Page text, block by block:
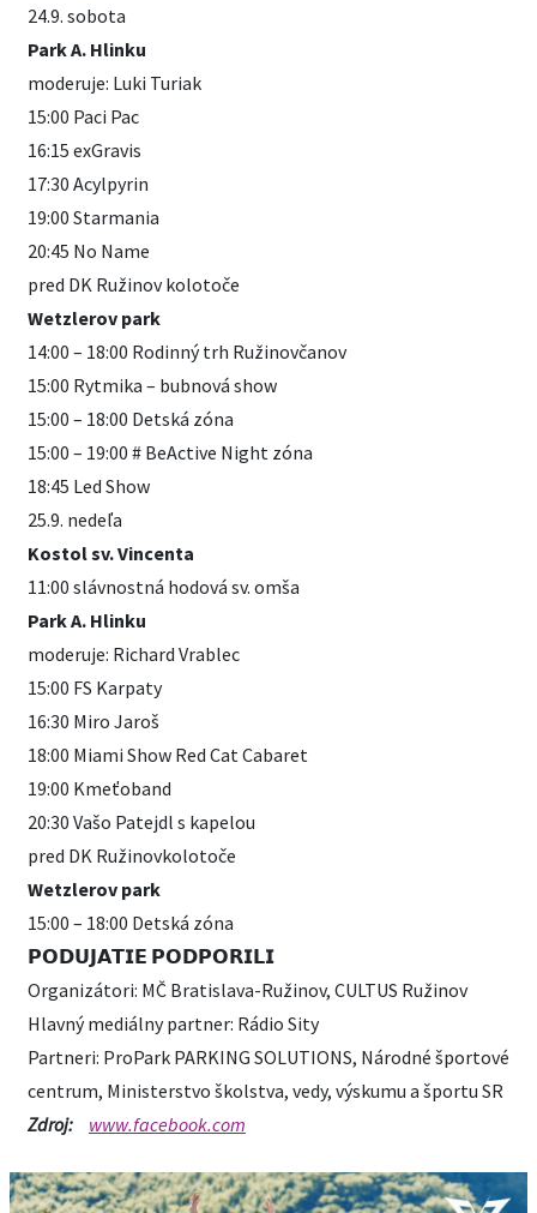
24.9. sobota
Park A. Hlinku
moderuje: Luki Turiak
15:00 Paci Pac
16:15 exGravis
17:30 Acylpyrin
19:00 Starmania
20:45 No Name
pred DK Ružinov kolotoče
Wetzlerov park
14:00 – 18:00 Rodinný trh Ružinovčanov
15:00 Rytmika – bubnová show
15:00 – 18:00 Detská zóna
15:00 – 19:00 # BeActive Night zóna
18:45 Led Show
25.9. nedeľa
Kostol sv. Vincenta
11:00 slávnostná hodová sv. omša
Park A. Hlinku
moderuje: Richard Vrablec
15:00 FS Karpaty
16:30 Miro Jaroš
18:00 Miami Show Red Cat Cabaret
19:00 Kmeťoband
20:30 Vašo Patejdl s kapelou
pred DK Ružinovkolotoče
Wetzlerov park
15:00 – 18:00 Detská zóna
𝗣𝗢𝗗𝗨𝗝𝗔𝗧𝗜𝗘 𝗣𝗢𝗗𝗣𝗢𝗥𝗜𝗟𝗜
Organizátori: MČ Bratislava-Ružinov, CULTUS Ružinov
Hlavný mediálny partner: Rádio Sity
Partneri: ProPark PARKING SOLUTIONS, Národné športové
centrum, Ministerstvo školstva, vedy, výskumu a športu SR
Zdroj:
www.facebook.com